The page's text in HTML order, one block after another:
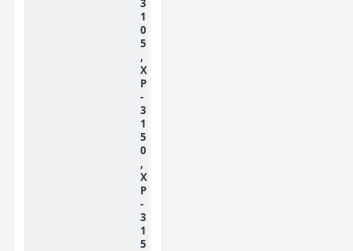
3
1
0
5
,
X
P
-
3
1
5
0
,
X
P
-
3
1
5